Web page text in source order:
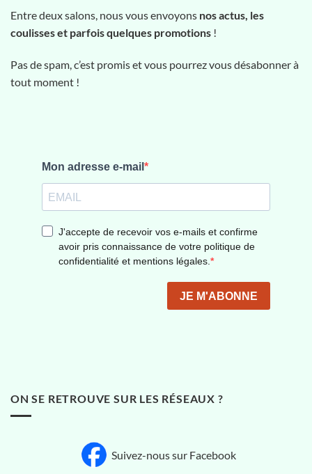
Entre deux salons, nous vous envoyons nos actus, les
coulisses et parfois quelques promotions !
Pas de spam, c’est promis et vous pourrez vous désabonner à
tout moment !
ON SE RETROUVE SUR LES RÉSEAUX ?
Suivez-nous sur Facebook